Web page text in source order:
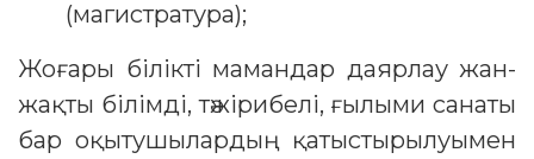
(магистратура);
Жоғары білікті мамандар даярлау жан-
жақты білімді, тәжірибелі, ғылыми санаты
бар оқытушылардың қатыстырылуымен